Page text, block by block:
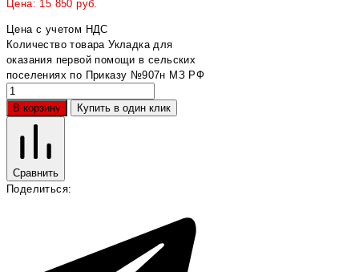
Цена: 15 850 руб.
Цена с учетом НДС
Количество товара Укладка для
оказания первой помощи в сельских
поселениях по Приказу №907н МЗ РФ
В корзину Купить в один клик
Сравнить
Поделиться: